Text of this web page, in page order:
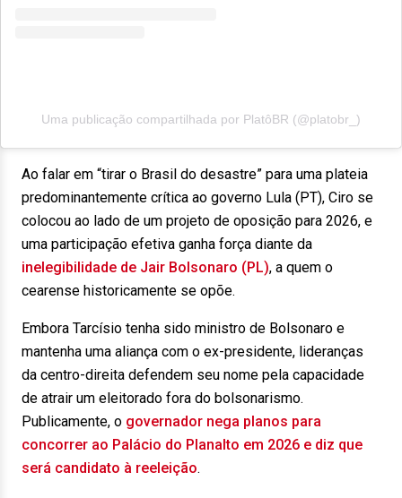
Uma publicação compartilhada por PlatôBR (@platobr_)
Ao falar em “tirar o Brasil do desastre” para uma plateia
predominantemente crítica ao governo Lula (PT), Ciro se
colocou ao lado de um projeto de oposição para 2026, e
uma participação efetiva ganha força diante da
inelegibilidade de Jair Bolsonaro (PL), a quem o
cearense historicamente se opõe.
Embora Tarcísio tenha sido ministro de Bolsonaro e
mantenha uma aliança com o ex-presidente, lideranças
da centro-direita defendem seu nome pela capacidade
de atrair um eleitorado fora do bolsonarismo.
Publicamente, o governador nega planos para
concorrer ao Palácio do Planalto em 2026 e diz que
será candidato à reeleição.